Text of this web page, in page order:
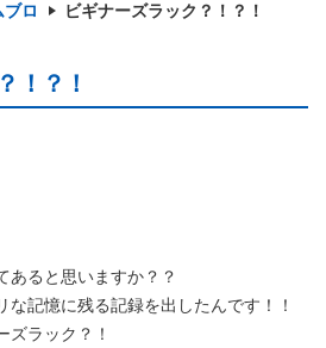
ブロ ビギナーズラック？！？！
！？！
あると思いますか？？
な記憶に残る記録を出したんです！！
ズラック？！